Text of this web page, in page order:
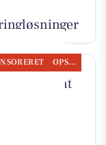
OPSLAGSTAVLEN
Fairpaint